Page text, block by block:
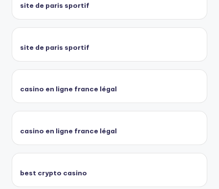
site de paris sportif
site de paris sportif
casino en ligne france légal
casino en ligne france légal
best crypto casino